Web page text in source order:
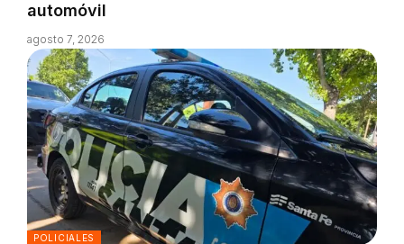
automóvil
agosto 7, 2026
POLICIALES